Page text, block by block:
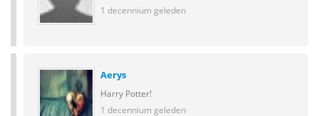
1 decennium geleden
Aerys
Harry Potter!
1 decennium geleden